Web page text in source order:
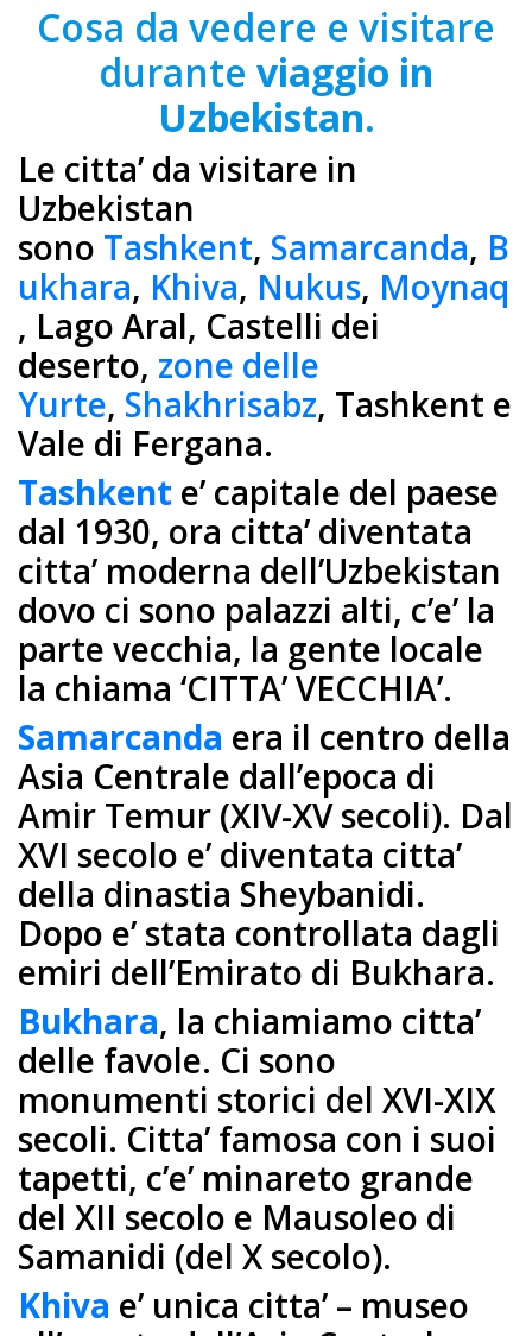
Cosa da vedere e visitare
durante viaggio in
Uzbekistan.
Le citta’ da visitare in
Uzbekistan
sono Tashkent, Samarcanda, B
ukhara, Khiva, Nukus, Moynaq
, Lago Aral, Castelli dei
deserto, zone delle
Yurte, Shakhrisabz, Tashkent e
Vale di Fergana.
Tashkent e’ capitale del paese
dal 1930, ora citta’ diventata
citta’ moderna dell’Uzbekistan
dovo ci sono palazzi alti, c’e’ la
parte vecchia, la gente locale
la chiama ‘CITTA’ VECCHIA’.
Samarcanda era il centro della
Asia Centrale dall’epoca di
Amir Temur (XIV-XV secoli). Dal
XVI secolo e’ diventata citta’
della dinastia Sheybanidi.
Dopo e’ stata controllata dagli
emiri dell’Emirato di Bukhara.
Bukhara, la chiamiamo citta’
delle favole. Ci sono
monumenti storici del XVI-XIX
secoli. Citta’ famosa con i suoi
tapetti, c’e’ minareto grande
del XII secolo e Mausoleo di
Samanidi (del X secolo).
Khiva e’ unica citta’ – museo